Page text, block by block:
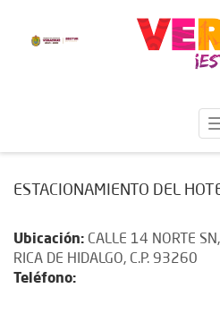
ESTACIONAMIENTO DEL
Ubicación: CALLE 14 NORTE
RICA DE HIDALGO, C.P. 93260
Teléfono: